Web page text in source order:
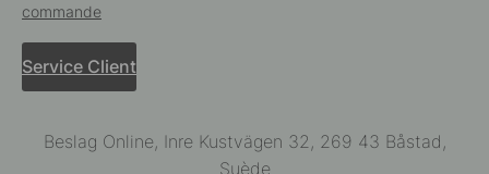
commande
Service Client
Beslag Online, Inre Kustvägen 32, 269 43 Båstad,
Suède